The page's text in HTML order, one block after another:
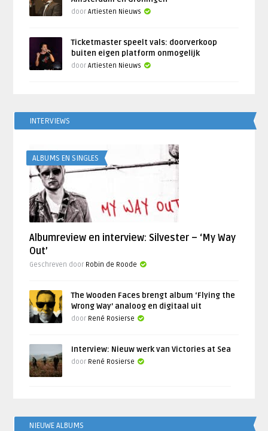
doorArtiesten Nieuws
Ticketmaster speelt vals: doorverkoop
buiten eigen platform onmogelijk
doorArtiesten Nieuws
INTERVIEWS
ALBUMS EN SINGLES
Albumreview en interview: Silvester – ‘My Way
Out’
Geschreven door Robin de Roode
The Wooden Faces brengt album ‘Flying the
Wrong Way’ analoog en digitaal uit
door René Rosierse
Interview: Nieuw werk van Victories at Sea
door René Rosierse
NIEUWE ALBUMS